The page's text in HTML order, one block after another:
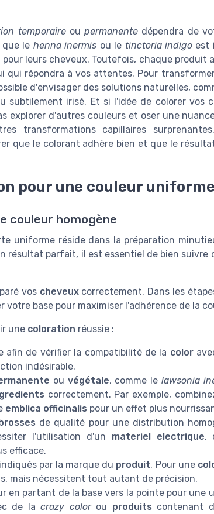
temporaireoupermanente dépendra de
le henna inermis ou le tinctoria indigo est
leurs cheveux. Toutefois, chaque produit
qui répondra à vos attentes. Pour
d'envisager des solutions naturelles,
subtilement irisé. Et si l'idée de colorer vos
explorer d'autres couleurs et oser une
transformations capillaires
que le colorant adhère bien et que le
pour une couleur uniforme
couleur homogène
uniforme réside dans la préparation
résultat parfait, il est essentiel de bien suivre
vos cheveuxcorrectement. Dans les
votre base pour maximiser l'adhérence de la
une coloration réussie :
afin de vérifier la compatibilité de la color
indésirable.
ou végétale, comme lelawsonia
correctement. Par exemple,
emblica officinalis pour un effet plus
de qualité pour une distribution
l'utilisation d'un materiel electrique,
efficace.
par la marque du produit. Pour une
mais nécessitent tout autant de précision.
en partant de la base vers la pointe pour une
de lacrazy colorou produits contenant